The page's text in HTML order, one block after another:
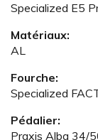
Specialized E5
Matériaux:
AL
Fourche:
Specialized
Pédalier:
Praxis Alba 34/